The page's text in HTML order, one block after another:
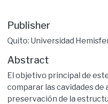
Publisher
Quito: Universidad
Abstract
El objetivo principal de
comparar las cavidades de
preservación de la